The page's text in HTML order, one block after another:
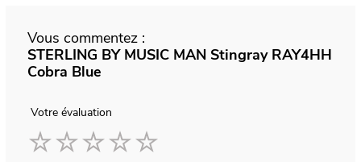
Vous commentez :
STERLING BY MUSIC MAN Stingray RAY4HH
Cobra Blue
Votre évaluation